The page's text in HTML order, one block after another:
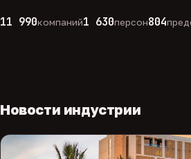
11 990компаний1 630персон804
Новости индустрии